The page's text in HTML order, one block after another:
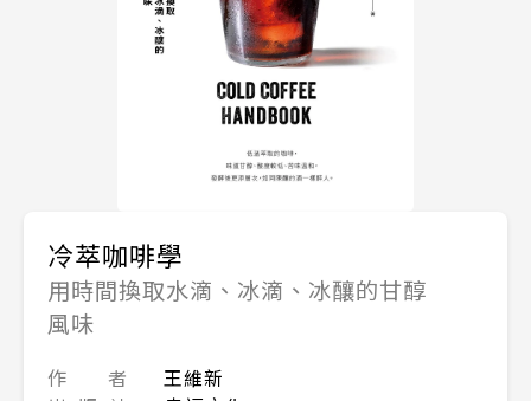
冷萃咖啡學
用時間換取水滴、冰滴、冰釀的甘醇
風味
作 者
王維新